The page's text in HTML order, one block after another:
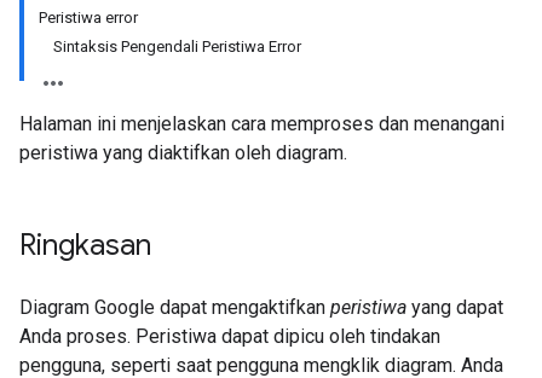
Peristiwa error
Sintaksis Pengendali Peristiwa Error
Halaman ini menjelaskan cara memproses dan menangani
peristiwa yang diaktifkan oleh diagram.
Ringkasan
Diagram Google dapat mengaktifkan peristiwa yang dapat
Anda proses. Peristiwa dapat dipicu oleh tindakan
pengguna, seperti saat pengguna mengklik diagram. Anda